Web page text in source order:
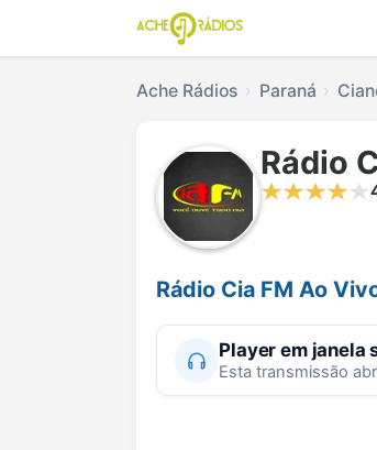
Ache Rádios Paraná
Rádio
Rádio Cia FM Ao
Player em janela
Esta transmissão